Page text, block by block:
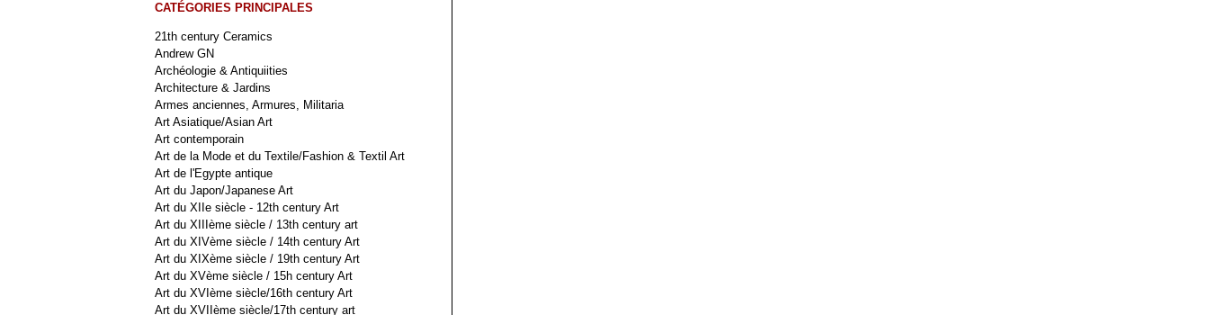
CATÉGORIES PRINCIPALES
21th century Ceramics
Andrew GN
Archéologie & Antiquiities
Architecture & Jardins
Armes anciennes, Armures, Militaria
Art Asiatique/Asian Art
Art contemporain
Art de la Mode et du Textile/Fashion & Textil Art
Art de l'Egypte antique
Art du Japon/Japanese Art
Art du XIIe siècle - 12th century Art
Art du XIIIème siècle / 13th century art
Art du XIVème siècle / 14th century Art
Art du XIXème siècle / 19th century Art
Art du XVème siècle / 15h century Art
Art du XVIème siècle/16th century Art
Art du XVIIème siècle/17th century art